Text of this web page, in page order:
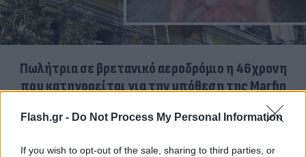
Flash.gr - Do Not Process My Personal Information
If you wish to opt-out of the sale, sharing to third parties, or
Πωλήτρια σε βρετανικό αεροδρόμιο η 46χρονη
που κατηγορείται για την υπόθεση της Marfin
06.08.2026 ΕΛΈΝΗ ΚΑΡΑΘΆΝΟΥ